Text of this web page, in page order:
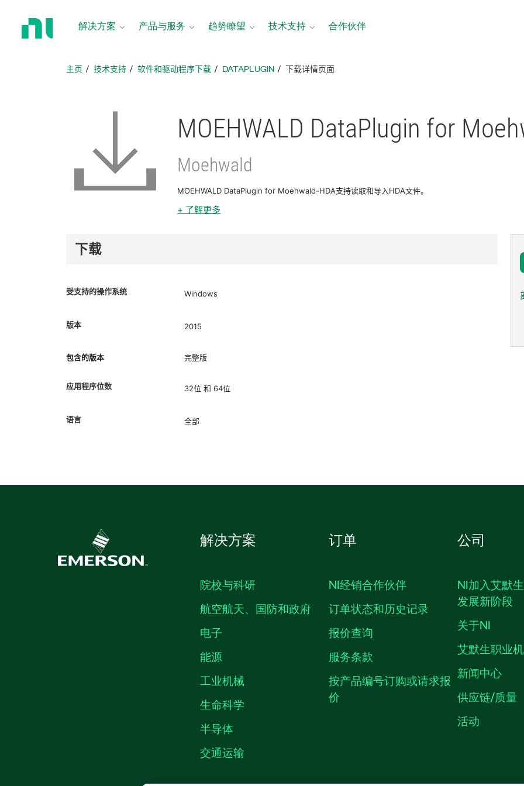
解决方案 产品与服务 趋势瞭望 技术支持 合作伙伴
主页 技术支持 软件和驱动程序下载 DATAPLUGIN 下载详情页面
MOEHWALD DataPlugin for
Moehwald
MOEHWALD DataPlugin for Moehwald-HDA支持读取和导入HDA文件。
+ 了解更多
下载
受支持的操作系统 Windows
版本 2015
包含的版本 完整版
应用程序位数 32位 和 64位
语言 全部
解决方案
院校与科研
航空航天、国防和政府
电子
能源
工业机械
生命科学
半导体
交通运输
订单
NI经销合作伙伴
订单状态和历史记录
报价查询
服务条款
按产品编号订购或请求报
价
公司
NI加入艾默
发展新阶段
关于NI
艾默生职业
新闻中心
供应链/质量
活动